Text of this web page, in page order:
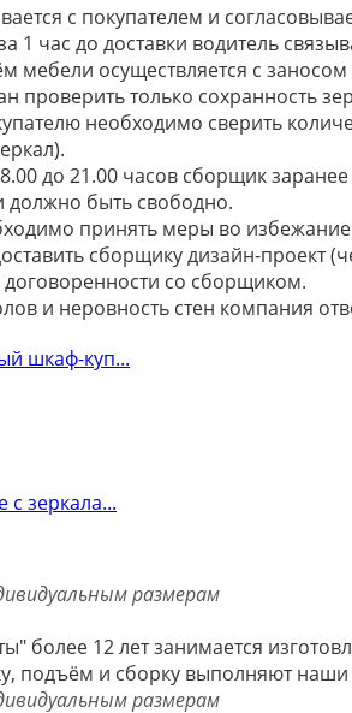
с покупателем и
1 час до доставки водитель
мебели осуществляется с
проверить только сохранность
необходимо сверить
до 21.00 часов сборщик
должно быть свободно.
принять меры во
сборщику дизайн-проект
со сборщиком.
и неровность стен компания
шкаф-куп...
зеркала...
более 12 лет занимается
подъём и сборку выполняют